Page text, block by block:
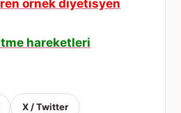
örnek diyetisyen
hareketleri
X / Twitter